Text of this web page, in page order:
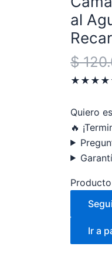
al
$
★★★★★
Quiero
🔥
Ir a
HD
1080P
Agua
con
y
Batería
cantidad